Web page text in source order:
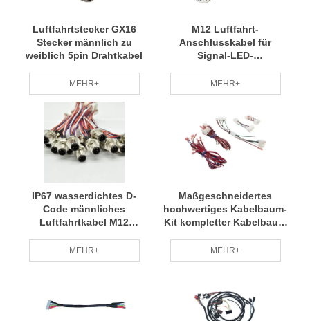
Luftfahrtstecker GX16
Stecker männlich zu
weiblich 5pin Drahtkabel
MEHR+
M12 Luftfahrt-
Anschlusskabel für
Signal-LED-
MEHR+
IP67 wasserdichtes D-
Code männliches
Luftfahrtkabel M12
MEHR+
Maßgeschneidertes
hochwertiges Kabelbaum-
Kit kompletter Kabelbaum
MEHR+